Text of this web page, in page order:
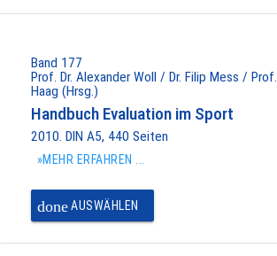
Band 177
Prof. Dr. Alexander Woll / Dr. Filip Mess /
Haag (Hrsg.)
Handbuch Evaluation im Sport
2010. DIN A5, 440 Seiten
»MEHR ERFAHREN ...
doneAUSWÄHLEN